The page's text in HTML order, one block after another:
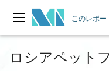
このレポ
ロシアペット